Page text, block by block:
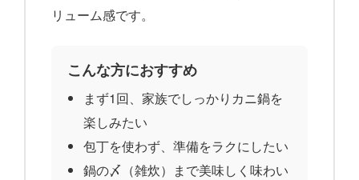
リューム感です。
こんな方におすすめ
まず1回、家族でしっかりカニ鍋を
楽しみたい
包丁を使わず、準備をラクにしたい
鍋の〆（雑炊）まで美味しく味わい